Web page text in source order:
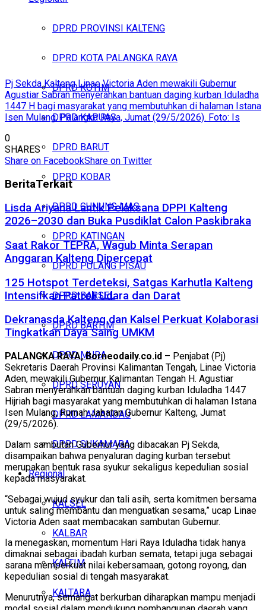
DPRD PROVINSI KALTENG
DPRD KOTA PALANGKA RAYA
DPRD KOTIM
DPRD KAPUAS
DPRD BARUT
DPRD KOBAR
DPRD GUNUNG MAS
DPRD KATINGAN
DPRD PULANG PISAU
DPRD BARSEL
DPRD BARTIM
DPRD MURA
DPRD SERUYAN
DPRD LAMANDAU
DPRD SUKAMARA
Regional
KALSEL
KALBAR
KALTIM
KALTARA
Pj Sekda Kalteng Linae Victoria Aden mewakili Gubernur
Agustiar Sabran menyerahkan bantuan daging kurban Iduladha
1447 H bagi masyarakat yang membutuhkan di halaman Istana
Isen Mulang, Palangka Raya, Jumat (29/5/2026). Foto: Is
0
SHARES
Share on FacebookShare on Twitter
BeritaTerkait
Lisda Ariyana Lantik Pelaksana DPPI Kalteng
2026–2030 dan Buka Pusdiklat Calon Paskibraka
Saat Rakor TEPRA, Wagub Minta Serapan
Anggaran Kalteng Dipercepat
125 Hotspot Terdeteksi, Satgas Karhutla Kalteng
Intensifkan Patroli Udara dan Darat
Dekranasda Kalteng dan Kalsel Perkuat Kolaborasi
Tingkatkan Daya Saing UMKM
PALANGKA RAYA, Borneodaily.co.id – Penjabat (Pj)
Sekretaris Daerah Provinsi Kalimantan Tengah, Linae Victoria
Aden, mewakili Gubernur Kalimantan Tengah H. Agustiar
Sabran menyerahkan bantuan daging kurban Iduladha 1447
Hijriah bagi masyarakat yang membutuhkan di halaman Istana
Isen Mulang, Rumah Jabatan Gubernur Kalteng, Jumat
(29/5/2026).
Dalam sambutan Gubernur yang dibacakan Pj Sekda,
disampaikan bahwa penyaluran daging kurban tersebut
merupakan bentuk rasa syukur sekaligus kepedulian sosial
kepada masyarakat.
“Sebagai wujud syukur dan tali asih, serta komitmen bersama
untuk saling membantu dan menguatkan sesama,” ucap Linae
Victoria Aden saat membacakan sambutan Gubernur.
Ia menegaskan, momentum Hari Raya Iduladha tidak hanya
dimaknai sebagai ibadah kurban semata, tetapi juga sebagai
sarana memperkuat nilai kebersamaan, gotong royong, dan
kepedulian sosial di tengah masyarakat.
Menurutnya, semangat berkurban diharapkan mampu menjadi